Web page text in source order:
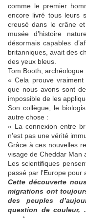
comme le premier
encore livré tous leurs
creusé dans le crâne
musée d’histoire
désormais capables
britanniques, avait des
des yeux bleus.
Tom Booth, archéologue
« Cela prouve
que nous avons sont
impossible de les
Son collègue, le
autre chose :
« La connexion entre
n’est pas une vérité
Grâce à ces nouvelles
visage de Cheddar Man
Les scientifiques
passé par l’Europe pour
Cette découverte
migrations ont
des peuples
question de couleur,